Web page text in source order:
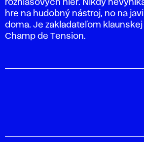
rozhlasových hier. Nikdy
hre na hudobný nástroj, no na
doma. Je zakladateľom
Champ de Tension.